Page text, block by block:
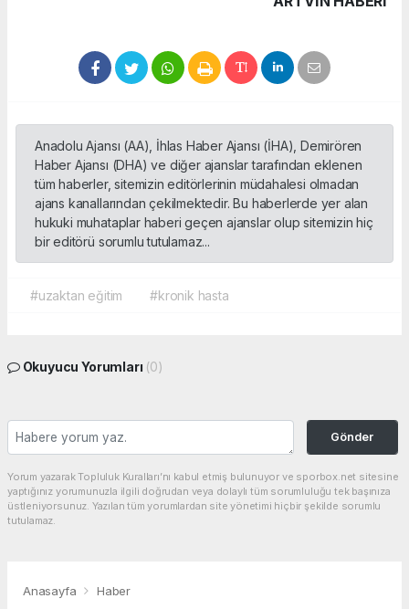
Anadolu Ajansı (AA), İhlas Haber Ajansı (İHA), Demirören
Haber Ajansı (DHA) ve diğer ajanslar tarafından eklenen
tüm haberler, sitemizin editörlerinin müdahalesi olmadan
ajans kanallarından çekilmektedir. Bu haberlerde yer alan
hukuki muhataplar haberi geçen ajanslar olup sitemizin hiç
bir editörü sorumlu tutulamaz...
#uzaktan eğitim #kronik hasta
Okuyucu Yorumları (0)
Gönder
Yorum yazarak Topluluk Kuralları’nı kabul etmiş bulunuyor ve sporbox.net sitesine
yaptığınız yorumunuzla ilgili doğrudan veya dolaylı tüm sorumluluğu tek başınıza
üstleniyorsunuz. Yazılan tüm yorumlardan site yönetimi hiçbir şekilde sorumlu
tutulamaz.
Anasayfa Haber